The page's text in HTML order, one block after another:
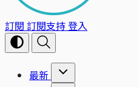
訂閱 訂閱支持登入
最新